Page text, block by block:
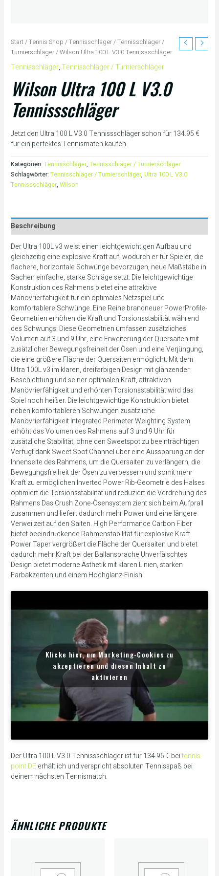
Start/Tennis Shop /Tennisschläger/Tennisschläger /
Turnierschläger/ Wilson Ultra 100 L V3.0 Tennissschläger
Tennisschläger,Tennisschläger / Turnierschläger
Wilson Ultra 100 L V3.0
Tennissschläger
Jetzt den Ultra 100 L V3.0 Tennissschläger schon für 134.95 €
für ein perfektes Tennismatch kaufen.
Kategorien: Tennisschläger, Tennisschläger / Turnierschläger
Schlagwörter: Tennisschläger / Turnierschläger, Ultra 100 L V3.0
Tennissschläger, Wilson
Beschreibung
Der Ultra 100L v3 weist einen leichtgewichtigen Aufbau und
gleichzeitig eine explosive Kraft auf, wodurch er für Spieler, die
flachere, horizontale Schwünge bevorzugen, neue Maßstäbe in
Sachen einfache, starke Schläge setzt. Die leichtgewichtige
Konstruktion des Rahmens bietet eine attraktive
Manövrierfähigkeit für ein optimales Netzspiel und
komfortablere Schwünge. Eine Reihe brandneuer PowerProfile-
Geometrien erhöhen die Kraft und Torsionsstabilität während
des Schwungs. Diese Geometrien umfassen zusätzliches
Volumen auf 3 und 9 Uhr, eine Erweiterung der Quersaiten mit
zusätzlicher Bewegungsfreiheit der Ösen und eine Verjüngung,
die eine größere Fläche der Quersaiten ermöglicht. Mit dem
Ultra 100L v3 im klaren, dreifarbigen Design mit glänzender
Beschichtung und seiner optimalen Kraft, attraktiven
Manövrierfähigkeit und erhöhten Torsionsstabilität wird das
Spiel noch heißer. Die leichtgewichtige Konstruktion bietet
neben komfortableren Schwüngen zusätzliche
Manövrierfähigkeit Integrated Perimeter Weighting System
erhöht das Volumen des Rahmens auf 3 und 9 Uhr für
zusätzliche Stabilität, ohne den Sweetspot zu beeinträchtigen
Verfügt dank Sweet Spot Channel über eine Aussparung an der
Innenseite des Rahmens, um die Quersaiten zu verlängern, die
Bewegungsfreiheit der Ösen zu verbessern und somit mehr
Kraft zu ermöglichen Inverted Power Rib-Geometrie des Halses
optimiert die Torsionsstabilität und reduziert die Verdrehung des
Rahmens Das Crush Zone-Ösensystem zieht sich beim Aufprall
zusammen und liefert dadurch mehr Power und eine längere
Verweilzeit auf den Saiten. High Performance Carbon Fiber
bietet beeindruckende Rahmenstabilität für explosive Kraft
Power Taper vergrößert die Fläche der Quersaiten und bietet
dadurch mehr Kraft bei der Ballansprache Unverfälschtes
Design bietet moderne Ästhetik mit klaren Linien, starken
Farbakzenten und einem Hochglanz-Finish
Klicke hier, um Marketing-Cookies zu
akzeptieren und diesen Inhalt zu
aktivieren
Der Ultra 100 L V3.0 Tennissschläger ist für 134.95 € beitennis-
point DEerhältlich und verspricht absoluten Tennisspaß bei
deinem nächsten Tennismatch.
ÄHNLICHE PRODUKTE